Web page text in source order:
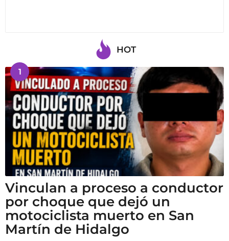
HOT
1
Vinculan a proceso a conductor
por choque que dejó un
motociclista muerto en San
Martín de Hidalgo